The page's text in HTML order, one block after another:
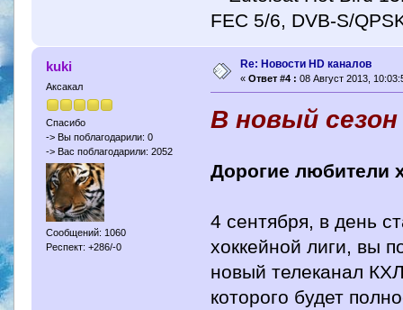
FEC 5/6, DVB-S/
kuki
Аксакал
Спасибо
-> Вы поблагодарили: 0
-> Вас поблагодарили: 2052
Сообщений: 1060
Респект: +286/-0
Re: Новости HD каналов
« Ответ #4 : 08 Август 2013,
В новый
Дорогие любители
4 сентября, в день
хоккейной лиги, вы
новый телеканал
которого будет